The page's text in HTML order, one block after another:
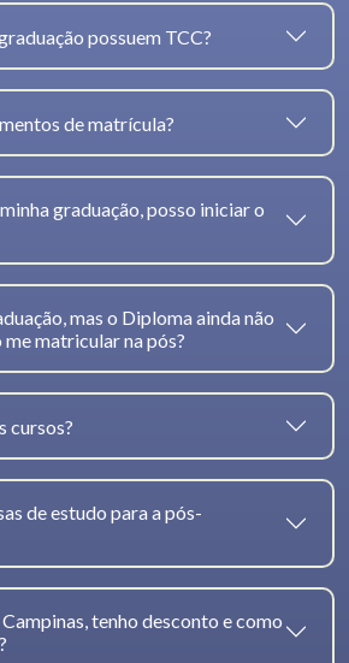
possuem TCC?
de matrícula?
graduação, posso iniciar o
mas o Diploma ainda não
matricular na pós?
cursos?
de estudo para a pós-
tenho desconto e como